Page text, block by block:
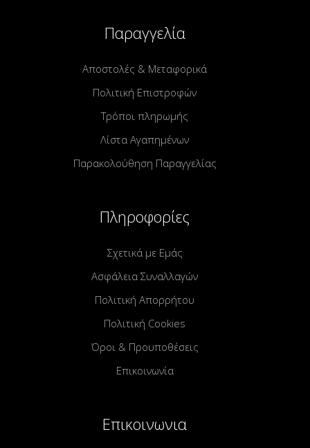
Παραγγελία
Αποστολές & Μεταφορικά
Πολιτική Επιστροφών
Τρόποι πληρωμής
Λίστα Αγαπημένων
Παρακολούθηση Παραγγελίας
Πληροφορίες
Σχετικά με Εμάς
Ασφάλεια Συναλλαγών
Πολιτική Απορρήτου
Πολιτική Cookies
Όροι & Προυποθέσεις
Επικοινωνία
Επικοινωνια